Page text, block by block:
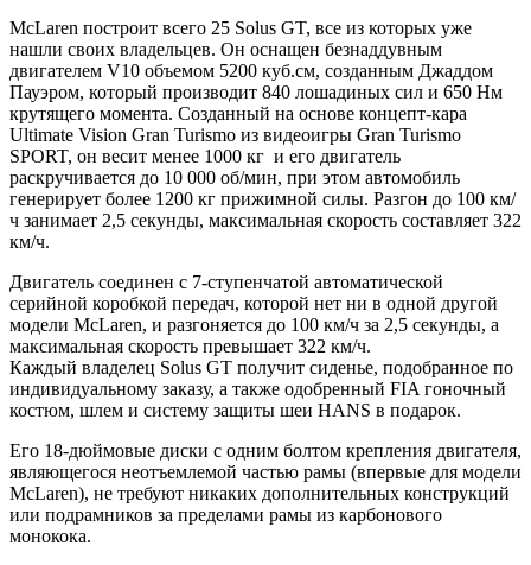
McLaren построит всего 25 Solus GT, все из которых уже
нашли своих владельцев. Он оснащен безнаддувным
двигателем V10 объемом 5200 куб.см, созданным Джаддом
Пауэром, который производит 840 лошадиных сил и 650 Нм
крутящего момента. Созданный на основе концепт-кара
Ultimate Vision Gran Turismo из видеоигры Gran Turismo
SPORT, он весит менее 1000 кг и его двигатель
раскручивается до 10 000 об/мин, при этом автомобиль
генерирует более 1200 кг прижимной силы. Разгон до 100 км/
ч занимает 2,5 секунды, максимальная скорость составляет 322
км/ч.
Двигатель соединен с 7-ступенчатой ​​автоматической
серийной коробкой передач, которой нет ни в одной другой
модели McLaren, и разгоняется до 100 км/ч за 2,5 секунды, а
максимальная скорость превышает 322 км/ч.
Каждый владелец Solus GT получит сиденье, подобранное по
индивидуальному заказу, а также одобренный FIA гоночный
костюм, шлем и систему защиты шеи HANS в подарок.
Его 18-дюймовые диски с одним болтом крепления двигателя,
являющегося неотъемлемой частью рамы (впервые для модели
McLaren), не требуют никаких дополнительных конструкций
или подрамников за пределами рамы из карбонового
монокока.